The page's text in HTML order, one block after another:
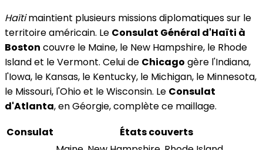
Haïtimaintient plusieurs missions diplomatiques sur le
territoire américain. Le Consulat Général d'Haïti à
Boston couvre le Maine, le New Hampshire, le Rhode
Island et le Vermont. Celui de Chicago gère l'Indiana,
l'Iowa, le Kansas, le Kentucky, le Michigan, le Minnesota,
le Missouri, l'Ohio et le Wisconsin. Le Consulat
d'Atlanta, en Géorgie, complète ce maillage.
Consulat
États couverts